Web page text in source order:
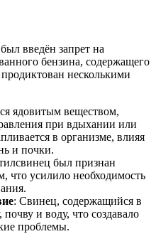
введён запрет на
бензина, содержащего
несколькими
ядовитым веществом,
при вдыхании или
в организме, влияя
и почки.
был признан
что усилило необходимость
: Свинец, содержащийся в
и воду, что создавало
проблемы.